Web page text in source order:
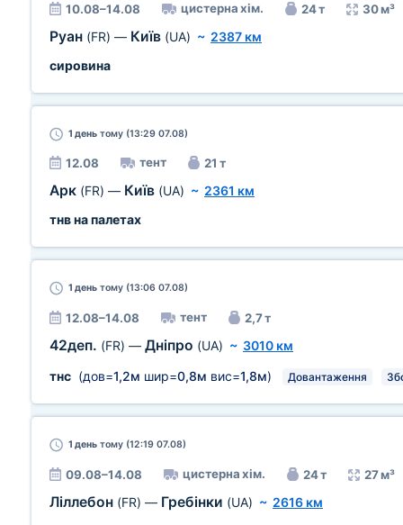
10.08–14.08 цистерна хім. 24 т 30 м³
Руан (FR) — Київ (UA) ~ 2387 км
сировина
1 день тому (13:29 07.08)
12.08 тент 21 т
Арк (FR) — Київ (UA) ~ 2361 км
тнв на палетах
1 день тому (13:06 07.08)
12.08–14.08 тент 2,7 т
42деп. (FR) — Дніпро (UA) ~ 3010 км
тнс (дов=1,2м шир=0,8м вис=1,8м) Довантаження
1 день тому (12:19 07.08)
09.08–14.08 цистерна хім. 24 т 27 м³
Ліллебон (FR) — Гребінки (UA) ~ 2616 км